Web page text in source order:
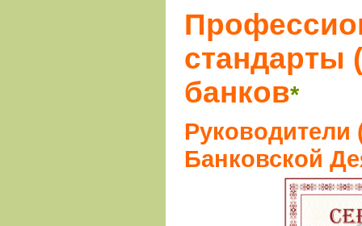
стандарты
банков*
Банковской